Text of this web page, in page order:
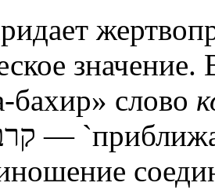
бахир» слово